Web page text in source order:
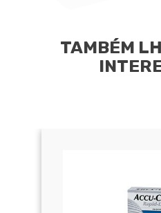
TAMBÉM